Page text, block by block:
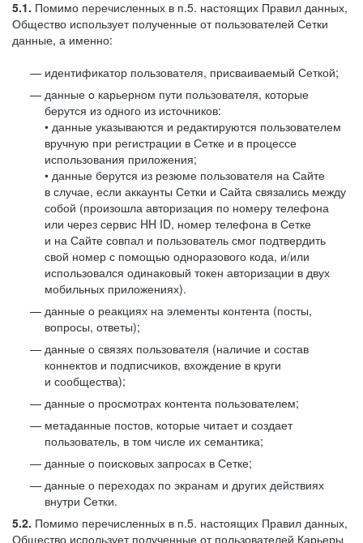
5.1. Помимо перечисленных в п.5. настоящих Правил данных,
Общество использует полученные от пользователей Сетки
данные, а именно:
идентификатор пользователя, присваиваемый Сеткой;
данные о карьерном пути пользователя, которые
берутся из одного из источников:
• данные указываются и редактируются пользователем
вручную при регистрации в Сетке и в процессе
использования приложения;
• данные берутся из резюме пользователя на Сайте
в случае, если аккаунты Сетки и Сайта связались между
собой (произошла авторизация по номеру телефона
или через сервис HH ID, номер телефона в Сетке
и на Сайте совпал и пользователь смог подтвердить
свой номер с помощью одноразового кода, и/или
использовался одинаковый токен авторизации в двух
мобильных приложениях).
данные о реакциях на элементы контента (посты,
вопросы, ответы);
данные о связях пользователя (наличие и состав
коннектов и подписчиков, вхождение в круги
и сообщества);
данные о просмотрах контента пользователем;
метаданные постов, которые читает и создает
пользователь, в том числе их семантика;
данные о поисковых запросах в Сетке;
данные о переходах по экранам и других действиях
внутри Сетки.
5.2. Помимо перечисленных в п.5. настоящих Правил данных,
Общество использует полученные от пользователей Карьеры